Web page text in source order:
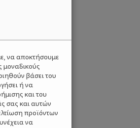
να αποκτήσουμε
βάσει του
ή να
και του
σας και αυτών
προϊόντων
να